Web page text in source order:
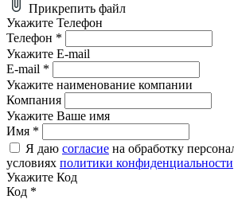
Прикрепить файл
Укажите Телефон
Телефон *
Укажите E-mail
E-mail *
Укажите наименование компании
Компания
Укажите Ваше имя
Имя *
Я даю согласие на обработку
условиях политики конфиденциальности
Укажите Код
Код *